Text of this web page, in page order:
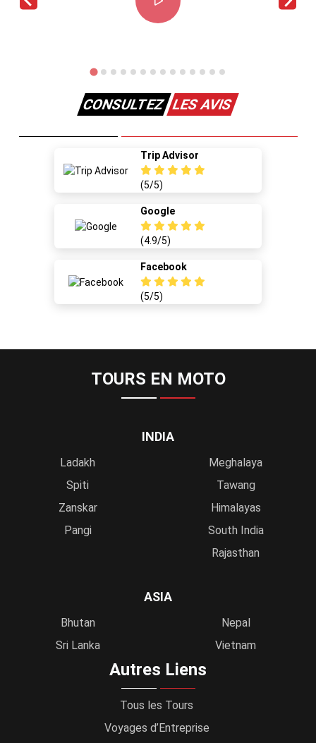
CONSULTEZLES AVIS
Trip Advisor
(5/5)
Google
(4.9/5)
Facebook
(5/5)
TOURS EN MOTO
INDIA
Ladakh
Spiti
Zanskar
Pangi
Meghalaya
Tawang
Himalayas
South India
Rajasthan
ASIA
Bhutan
Sri Lanka
Nepal
Vietnam
Autres Liens
Tous les Tours
Voyages d’Entreprise